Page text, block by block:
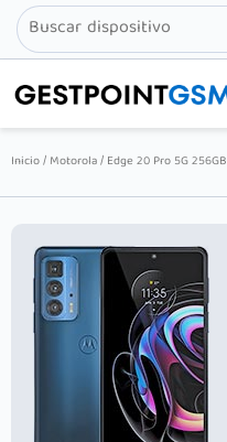
Inicio/ Motorola/ Edge 20 Pro 5G 256GB